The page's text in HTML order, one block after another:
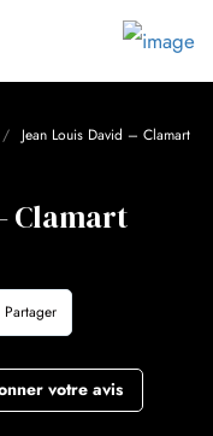
Jean Louis David – Clamart
Clamart
Partager
votre avis